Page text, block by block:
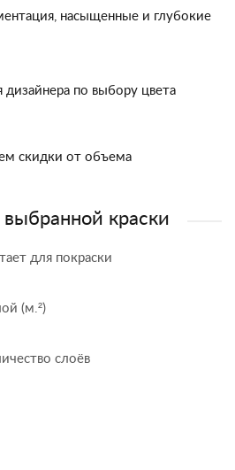
насыщенные и глубокие
дизайнера по выбору цвета
скидки от объема
краски
для покраски
(м.²)
слоёв